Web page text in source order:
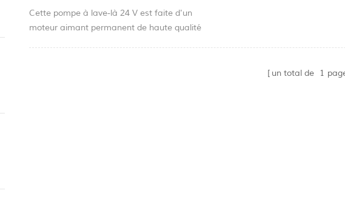
pression
Cette pompe à lave-là 24 V est faite d'un
moteur aimant permanent de haute qualité
un total de 1